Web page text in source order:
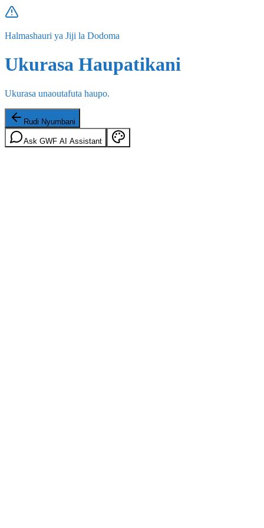
Halmashauri ya Jiji la Dodoma
Ukurasa Haupatikani
Ukurasa unaoutafuta haupo.
Rudi Nyumbani
Ask GWF AI Assistant